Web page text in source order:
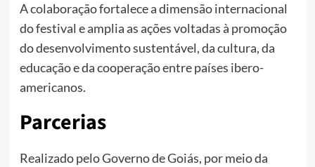
A colaboração fortalece a dimensão internacional
do festival e amplia as ações voltadas à promoção
do desenvolvimento sustentável, da cultura, da
educação e da cooperação entre países ibero-
americanos.
Parcerias
Realizado pelo Governo de Goiás, por meio da